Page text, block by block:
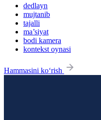
dedlayn
mujtanib
tajalli
ma’siyat
bodi kamera
kontekst oynasi
Hammasini ko‘rish